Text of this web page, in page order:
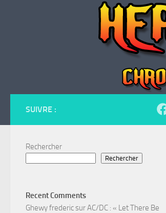
SUIVRE :
Rechercher
Rechercher
Recent Comments
Ghewy fredericsurAC/DC : « Let There Be